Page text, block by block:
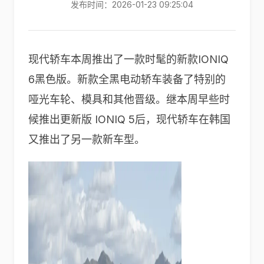
发布时间：2026-01-23 09:25:04
现代轿车本周推出了一款时髦的新款IONIQ
6黑色版。新款全黑电动轿车装备了特别的
哑光车轮、模具和其他晋级。继本周早些时
候推出更新版 IONIQ 5后，现代轿车在韩国
又推出了另一款新车型。